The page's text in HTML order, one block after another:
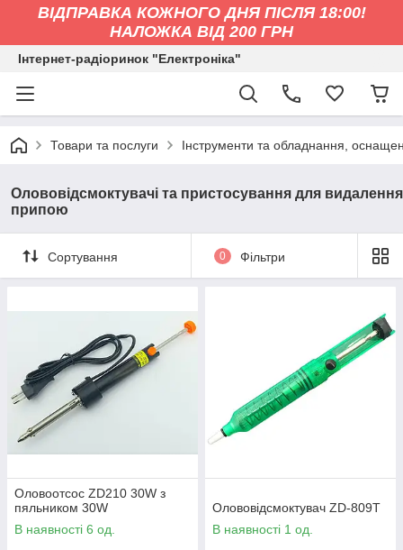
ВІДПРАВКА КОЖНОГО ДНЯ ПІСЛЯ 18:00!
НАЛОЖКА ВІД 200 ГРН
Інтернет-радіоринок "Електроніка"
Товари та послуги Інструменти та обладнання,
Олововідсмоктувачі та пристосування для видалення
припою
Сортування 0 Фільтри
Оловоотсос ZD210 30W з
пяльником 30W
В наявності 6 од.
Олововідсмоктувач ZD-809T
В наявності 1 од.